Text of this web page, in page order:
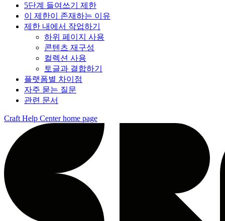
5단계 들여쓰기 제한
이 제한이 존재하는 이유
제한 내에서 작업하기
하위 페이지 사용
콘텐츠 재구성
컬렉션 사용
토글과 결합하기
플랫폼별 차이점
자주 묻는 질문
관련 문서
Craft Help Centerhome page